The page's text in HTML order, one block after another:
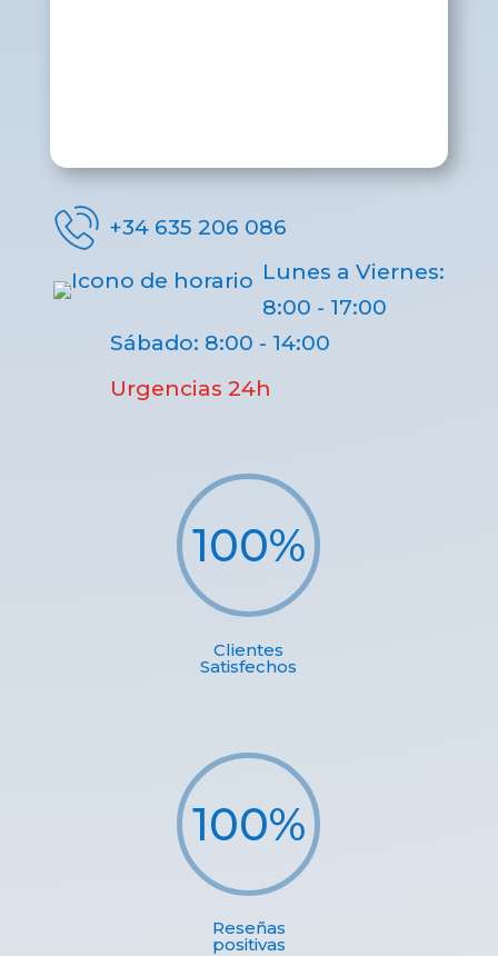
+34 635 206 086
Lunes a Viernes:
8:00 - 17:00
Sábado: 8:00 - 14:00
Urgencias 24h
100%
Clientes
Satisfechos
100%
Reseñas
positivas